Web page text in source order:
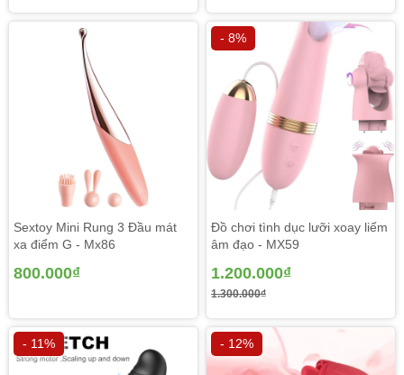
Giới thiệu Trứng rung Cao Cấp Svakom ELVA Nhập khẩu
Sextoy Mini Rung 3 Đầu mát
xa điểm G - Mx86
800.000₫
- 8%
Đồ chơi tình dục lưỡi xoay liếm
âm đạo - MX59
1.200.000₫
1.300.000₫
- 11% - 12%